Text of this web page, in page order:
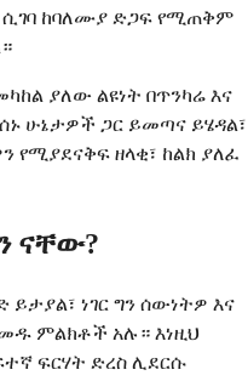
ከባለሙያ ድጋፍ የሚጠቅም
ያለው ልዩነት በጥንካሬ እና
ሁኔታዎች ጋር ይመጣና ይሄዳል፣
የሚያደናቅፍ ዘላቂ፣ ከልክ ያለፈ
ናቸው?
ነገር ግን ሰውነትዎ እና
ምልክቶች አሉ። እነዚህ
ፍርሃት ድረስ ሊደርሱ